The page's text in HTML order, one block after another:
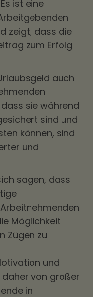
ist eine
zeigt, dass die
zum Erfolg
auch
sie während
sind und
können, sind
und
sagen, dass
Möglichkeit
Zügen zu
und
von großer
in